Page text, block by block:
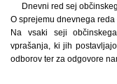
Dnevni red sej
O sprejemu dnevnega
Na vsaki seji
vprašanja, ki jih
odborov ter za odgovore